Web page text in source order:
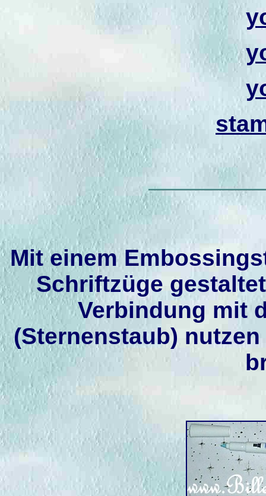
Mit einem
Schriftzüge
Verbindung mit
(Sternenstaub)